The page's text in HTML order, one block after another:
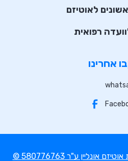
לאוטיזם
רפואית
אחרינו
אונליין ע"ר 580776763